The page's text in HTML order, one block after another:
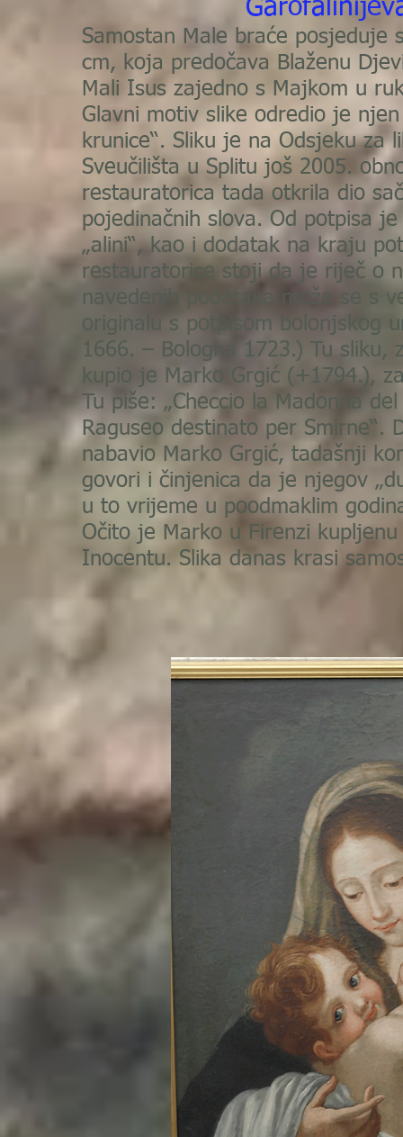
Samostan Male braće
cm, koja predočava Blaženu
Mali Isus zajedno s Majkom u
Glavni motiv slike odredio je
krunice“. Sliku je na Odsjeku za
Sveučilišta u Splitu još 2005.
restauratorica tada otkrila dio
pojedinačnih slova. Od potpisa
„alini“, kao i dodatak na kraju
restauratorice stoji da je riječ o
navedenih podataka može se s
originalu s potpisom bolonjskog
1666. – Bologna 1723.) Tu sliku,
kupio je Marko Grgić (+1794.),
Tu piše: „Checcio la Madonna
Raguseo destinato per
nabavio Marko Grgić, tadašnji
govori i činjenica da je njegov
u to vrijeme u poodmaklim
Očito je Marko u Firenzi
Inocentu. Slika danas krasi
Fra